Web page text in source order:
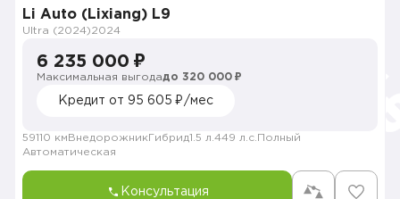
Li Auto (Lixiang) L9
Ultra (2024)2024
6 235 000 ₽
Максимальная выгодадо 320 000 ₽
Кредит от 95 605 ₽/мес
59110 км Внедорожник Гибрид1.5 л. 449 л.с. Полный
Автоматическая
Консультация